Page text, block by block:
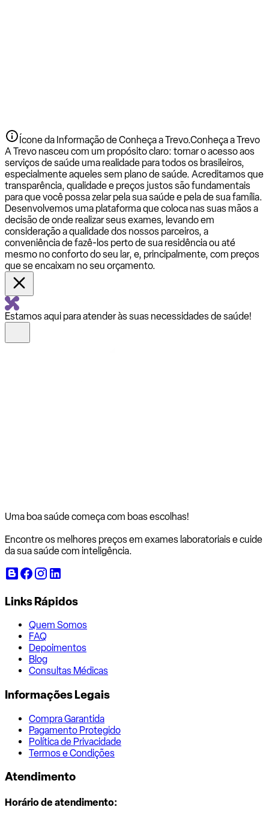
Ícone da Informação de Conheça a Trevo.Conheça a Trevo
A Trevo nasceu com um propósito claro: tornar o acesso aos
serviços de saúde uma realidade para todos os brasileiros,
especialmente aqueles sem plano de saúde. Acreditamos que
transparência, qualidade e preços justos são fundamentais
para que você possa zelar pela sua saúde e pela de sua família.
Desenvolvemos uma plataforma que coloca nas suas mãos a
decisão de onde realizar seus exames, levando em
consideração a qualidade dos nossos parceiros, a
conveniência de fazê-los perto de sua residência ou até
mesmo no conforto do seu lar, e, principalmente, com preços
que se encaixam no seu orçamento.
Estamos aqui para atender às suas necessidades de saúde!
Uma boa saúde começa com boas escolhas!
Encontre os melhores preços em exames laboratoriais e cuide
da sua saúde com inteligência.
Links Rápidos
Quem Somos
FAQ
Depoimentos
Blog
Consultas Médicas
Informações Legais
Compra Garantida
Pagamento Protegido
Política de Privacidade
Termos e Condições
Atendimento
Horário de atendimento: